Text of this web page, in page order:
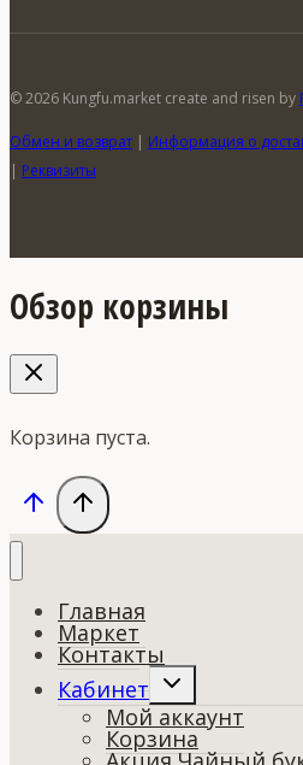
© 2026 Kungfu.market create and risen by
Обмен и возврат | Информация о
| Реквизиты
Обзор корзины
Корзина пуста.
Главная
Маркет
Контакты
Кабинет
Переключить
дочернее
меню
Мой аккаунт
Корзина